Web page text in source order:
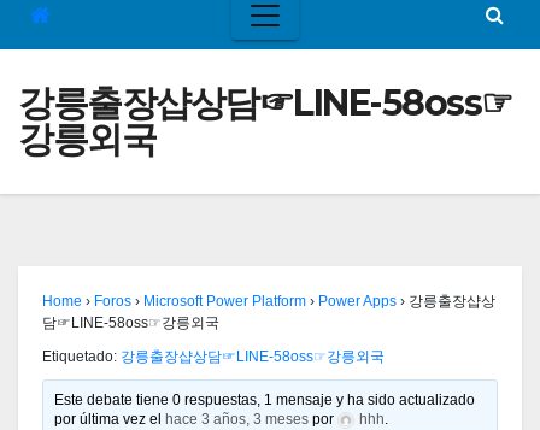
강릉출장샵상담☞LINE-58oss☞
강릉외국
Home › Foros › Microsoft Power Platform › Power Apps › 강릉출장샵상
담☞LINE-58oss☞강릉외국
Etiquetado: 강릉출장샵상담☞LINE-58oss☞강릉외국
Este debate tiene 0 respuestas, 1 mensaje y ha sido actualizado
por última vez el
hace 3 años, 3 meses por hhh.